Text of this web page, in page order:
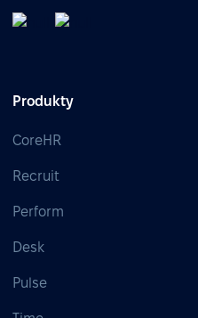
Produkty
CoreHR
Recruit
Perform
Desk
Pulse